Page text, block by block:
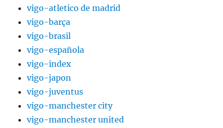
vigo-atletico de madrid
vigo-barça
vigo-brasil
vigo-española
vigo-index
vigo-japon
vigo-juventus
vigo-manchester city
vigo-manchester united